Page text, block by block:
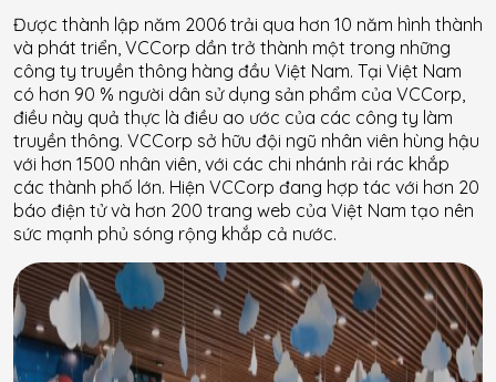
Được thành lập năm 2006 trải qua hơn 10 năm hình thành
và phát triển, VCCorp dần trở thành một trong những
công ty truyền thông hàng đầu Việt Nam. Tại Việt Nam
có hơn 90 % người dân sử dụng sản phẩm của VCCorp,
điều này quả thực là điều ao ước của các công ty làm
truyền thông. VCCorp sở hữu đội ngũ nhân viên hùng hậu
với hơn 1500 nhân viên, với các chi nhánh rải rác khắp
các thành phố lớn. Hiện VCCorp đang hợp tác với hơn 20
báo điện tử và hơn 200 trang web của Việt Nam tạo nên
sức mạnh phủ sóng rộng khắp cả nước.